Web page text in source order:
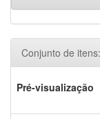
Conjunto de itens:
Pré-visualização